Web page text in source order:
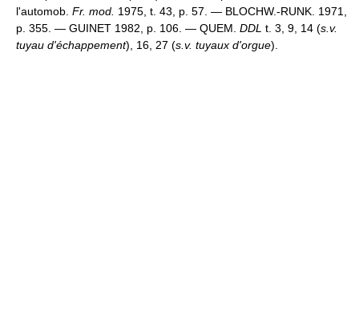
l'automob. Fr. mod. 1975, t. 43, p. 57. — BLOCHW.-RUNK. 1971,
p. 355. — GUINET 1982, p. 106. — QUEM. DDL t. 3, 9, 14 (s.v.
tuyau d'échappement), 16, 27 (s.v. tuyaux d'orgue).